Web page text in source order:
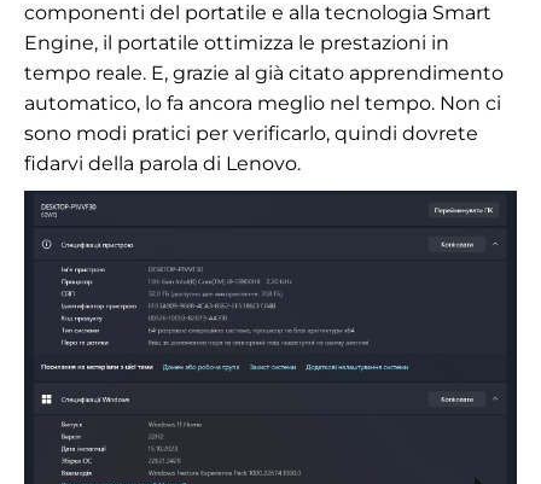
componenti del portatile e alla tecnologia Smart
Engine, il portatile ottimizza le prestazioni in
tempo reale. E, grazie al già citato apprendimento
automatico, lo fa ancora meglio nel tempo. Non ci
sono modi pratici per verificarlo, quindi dovrete
fidarvi della parola di Lenovo.